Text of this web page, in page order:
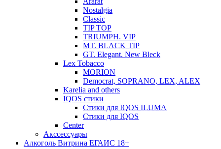
Nostalgia
Classic
TIP TOP
TRIUMPH. VIP
MT. BLACK TIP
GT. Elegant. New Bleck
Lex Tobacco
MORION
Democrat, SOPRANO, LEX, ALEX
Karelia and others
IQOS стики
Стики для IQOS ILUMA
Стики для IQOS
Сenter
Акссессуары
Алкоголь Витрина ЕГАИС 18+